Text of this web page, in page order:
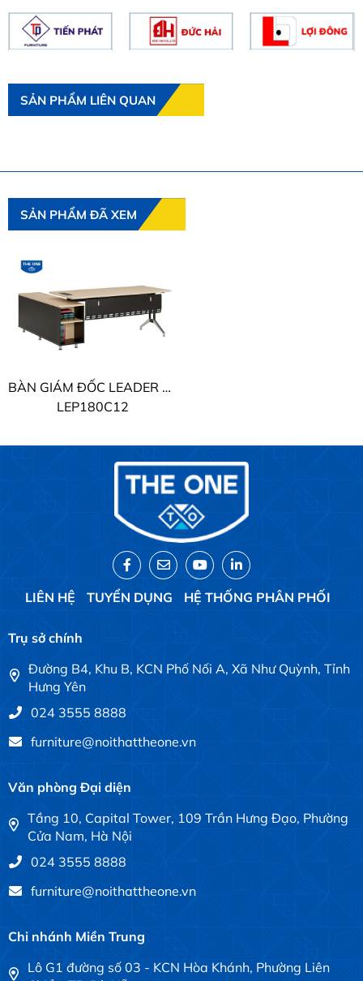
SẢN PHẨM LIÊN QUAN
SẢN PHẨM ĐÃ XEM
BÀN GIÁM ĐỐC LEADER THE ONE
LEP180C12
LIÊN HỆ TUYỂN DỤNG HỆ THỐNG PHÂN PHỐI
Trụ sở chính
Đường B4, Khu B, KCN Phố Nối A, Xã Như Quỳnh, Tỉnh
Hưng Yên
024 3555 8888
furniture@noithattheone.vn
Văn phòng Đại diện
Tầng 10, Capital Tower, 109 Trần Hưng Đạo, Phường
Cửa Nam, Hà Nội
024 3555 8888
furniture@noithattheone.vn
Chi nhánh Miền Trung
Lô G1 đường số 03 - KCN Hòa Khánh, Phường Liên